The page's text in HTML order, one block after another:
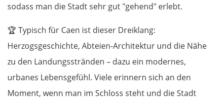
sodass man die Stadt sehr gut "gehend" erlebt.
🏆 Typisch für Caen ist dieser Dreiklang:
Herzogsgeschichte, Abteien-Architektur und die Nähe
zu den Landungsstränden – dazu ein modernes,
urbanes Lebensgefühl. Viele erinnern sich an den
Moment, wenn man im Schloss steht und die Stadt